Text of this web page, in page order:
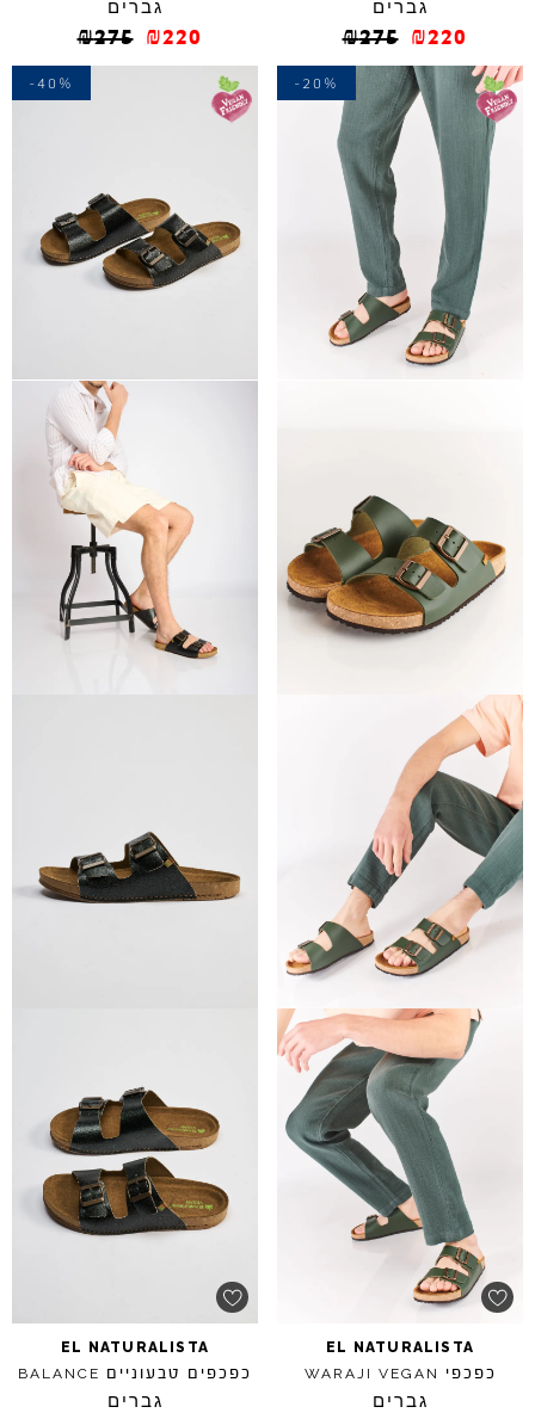
גברים
₪275 ₪220
גברים
₪275 ₪220
-20%
EL NATURALISTA
כפכפי WARAJI VEGAN
גברים
-40%
EL NATURALISTA
כפכפים טבעוניים BALANCE
גברים